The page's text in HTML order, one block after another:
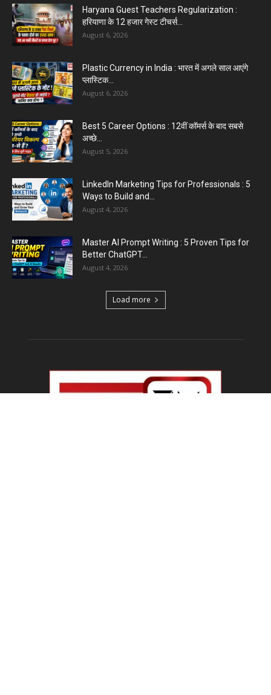
Haryana Guest Teachers Regularization :
हरियाणा के 12 हजार गेस्ट टीचर्स...
August 6, 2026
Plastic Currency in India : भारत में अगले साल आएंगे
प्लास्टिक...
August 6, 2026
Best 5 Career Options : 12वीं कॉमर्स के बाद सबसे
अच्छे...
August 5, 2026
LinkedIn Marketing Tips for Professionals : 5
Ways to Build and...
August 4, 2026
Master AI Prompt Writing : 5 Proven Tips for
Better ChatGPT...
August 4, 2026
Load more